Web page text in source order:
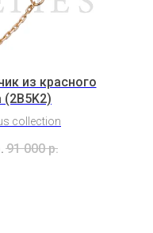
из красного
(2B5K2)
collection
91 000 р.